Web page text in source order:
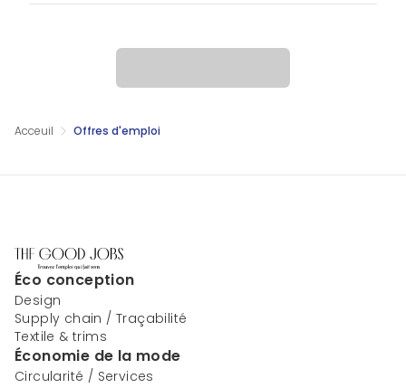
Acceuil Offres d'emploi
Éco conception
Design
Supply chain / Traçabilité
Textile & trims
Économie de la mode
Circularité / Services